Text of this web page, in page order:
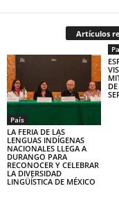
Artículos
País
LA FERIA DE LAS
LENGUAS INDÍGENAS
NACIONALES LLEGA A
DURANGO PARA
RECONOCER Y CELEBRAR
LA DIVERSIDAD
LINGÜÍSTICA DE MÉXICO